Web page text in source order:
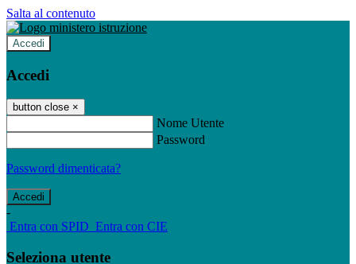
Salta al contenuto
Accedi
Accedi
button close ×
Nome Utente
Password
Password dimenticata?
-
Entra con SPID Entra con CIE
Seleziona utente